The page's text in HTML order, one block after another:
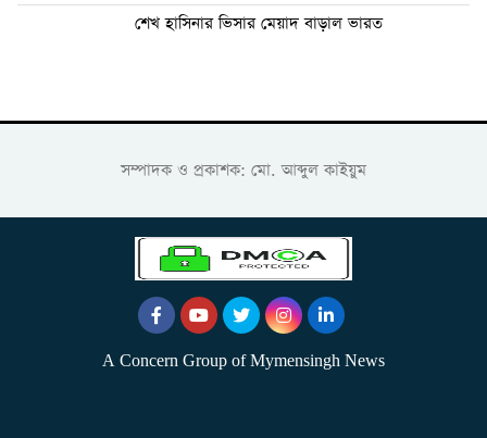
শেখ হাসিনার ভিসার মেয়াদ বাড়াল ভারত
সম্পাদক ও প্রকাশক: মো. আব্দুল কাইয়ুম
A Concern Group of Mymensingh News